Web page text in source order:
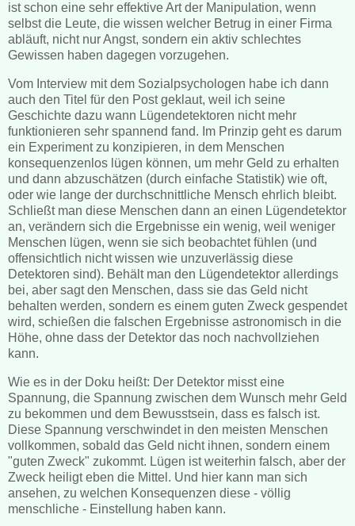
ist schon eine sehr effektive Art der Manipulation, wenn
selbst die Leute, die wissen welcher Betrug in einer Firma
abläuft, nicht nur Angst, sondern ein aktiv schlechtes
Gewissen haben dagegen vorzugehen.
Vom Interview mit dem Sozialpsychologen habe ich dann
auch den Titel für den Post geklaut, weil ich seine
Geschichte dazu wann Lügendetektoren nicht mehr
funktionieren sehr spannend fand. Im Prinzip geht es darum
ein Experiment zu konzipieren, in dem Menschen
konsequenzenlos lügen können, um mehr Geld zu erhalten
und dann abzuschätzen (durch einfache Statistik) wie oft,
oder wie lange der durchschnittliche Mensch ehrlich bleibt.
Schließt man diese Menschen dann an einen Lügendetektor
an, verändern sich die Ergebnisse ein wenig, weil weniger
Menschen lügen, wenn sie sich beobachtet fühlen (und
offensichtlich nicht wissen wie unzuverlässig diese
Detektoren sind). Behält man den Lügendetektor allerdings
bei, aber sagt den Menschen, dass sie das Geld nicht
behalten werden, sondern es einem guten Zweck gespendet
wird, schießen die falschen Ergebnisse astronomisch in die
Höhe, ohne dass der Detektor das noch nachvollziehen
kann.
Wie es in der Doku heißt: Der Detektor misst eine
Spannung, die Spannung zwischen dem Wunsch mehr Geld
zu bekommen und dem Bewusstsein, dass es falsch ist.
Diese Spannung verschwindet in den meisten Menschen
vollkommen, sobald das Geld nicht ihnen, sondern einem
"guten Zweck" zukommt. Lügen ist weiterhin falsch, aber der
Zweck heiligt eben die Mittel. Und hier kann man sich
ansehen, zu welchen Konsequenzen diese - völlig
menschliche - Einstellung haben kann.